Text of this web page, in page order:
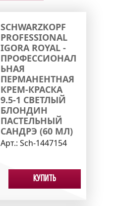
SCHWARZKOPF
PROFESSIONAL
IGORA ROYAL -
ПРОФЕССИОНАЛ
ЬНАЯ
ПЕРМАНЕНТНАЯ
КРЕМ-КРАСКА
9.5-1 СВЕТЛЫЙ
БЛОНДИН
ПАСТЕЛЬНЫЙ
САНДРЭ (60 МЛ)
Арт.: Sch-1447154
Купить